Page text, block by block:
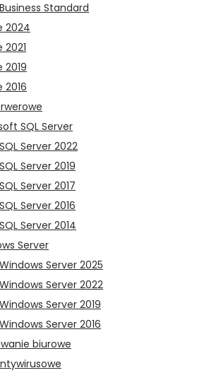
Business Standard
2024
SQL Server
SQL Server 2022
SQL Server 2019
SQL Server 2017
SQL Server 2016
SQL Server 2014
Server
Windows Server 2025
Windows Server 2022
Windows Server 2019
Windows Server 2016
biurowe